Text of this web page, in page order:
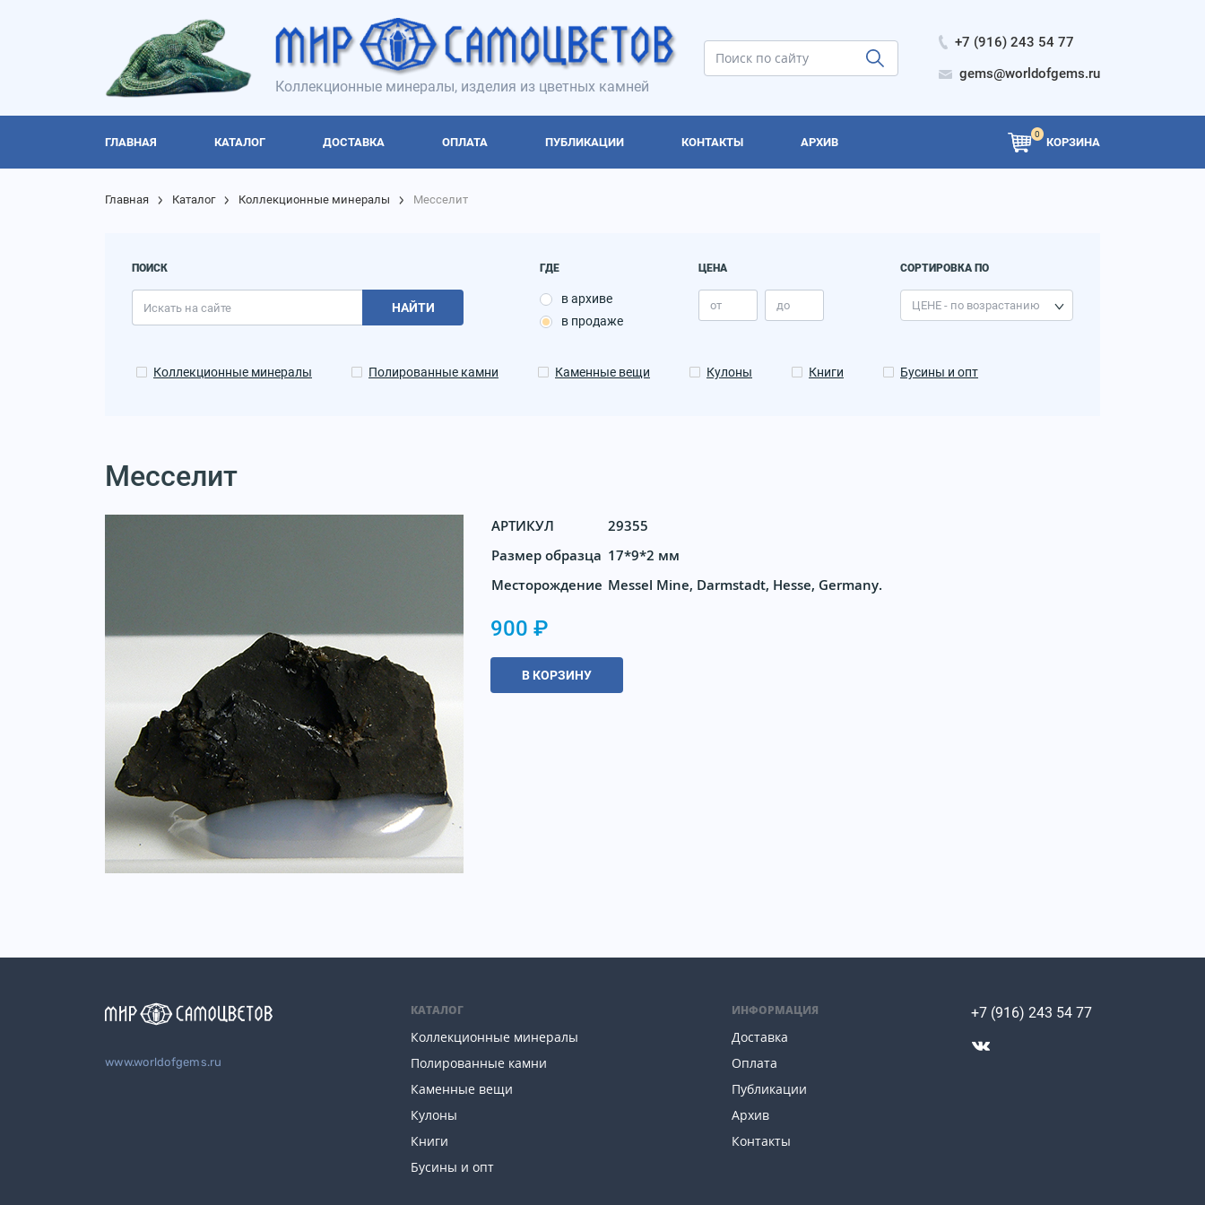
Коллекционные минералы, изделия из цветных камней
+7 (916) 243 54 77
gems@worldofgems.ru
ГЛАВНАЯ КАТАЛОГ ДОСТАВКА ОПЛАТА ПУБЛИКАЦИИ КОНТАКТЫ АРХИВ
0
КОРЗИНА
Главная Каталог Коллекционные минералы Месселит
ПОИСК
НАЙТИ
ГДЕ
в архиве
в продаже
ЦЕНА СОРТИРОВКА ПО
Коллекционные минералы Полированные камни Каменные вещи Кулоны Книги Бусины и опт
Месселит
АРТИКУЛ
29355
Размер образца 17*9*2 мм
Месторождение Messel Mine, Darmstadt, Hesse, Germany.
900 ₽
В КОРЗИНУ
www.worldofgems.ru
КАТАЛОГ
Коллекционные минералы
Полированные камни
Каменные вещи
Кулоны
Книги
Бусины и опт
ИНФОРМАЦИЯ
Доставка
Оплата
Публикации
Архив
Контакты
+7 (916) 243 54 77